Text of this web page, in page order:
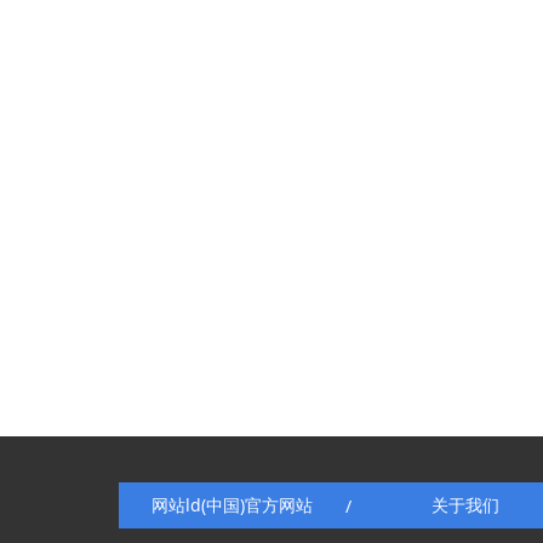
网站ld(中国)官方网站 / 关于我们